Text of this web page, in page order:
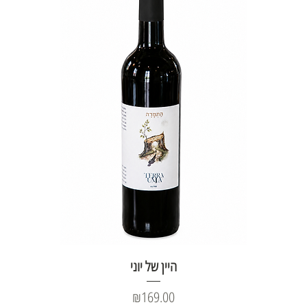
היין של יוני
Price
₪169.00